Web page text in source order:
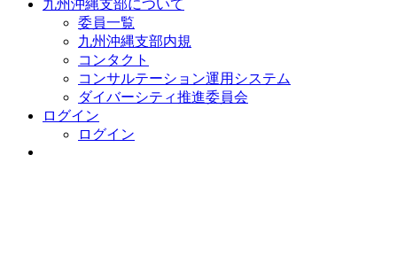
九州沖縄支部について
委員一覧
九州沖縄支部内規
コンタクト
コンサルテーション運用システム
ダイバーシティ推進委員会
ログイン
ログイン